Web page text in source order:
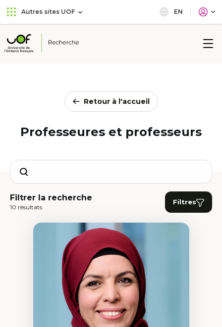
Aller
au
principal
Passer
au
Autres sites UOF EN
Université
Retour à l'accueil
Professeures et professeurs
Search
Filtrer la recherche
10 résultats
Filtres